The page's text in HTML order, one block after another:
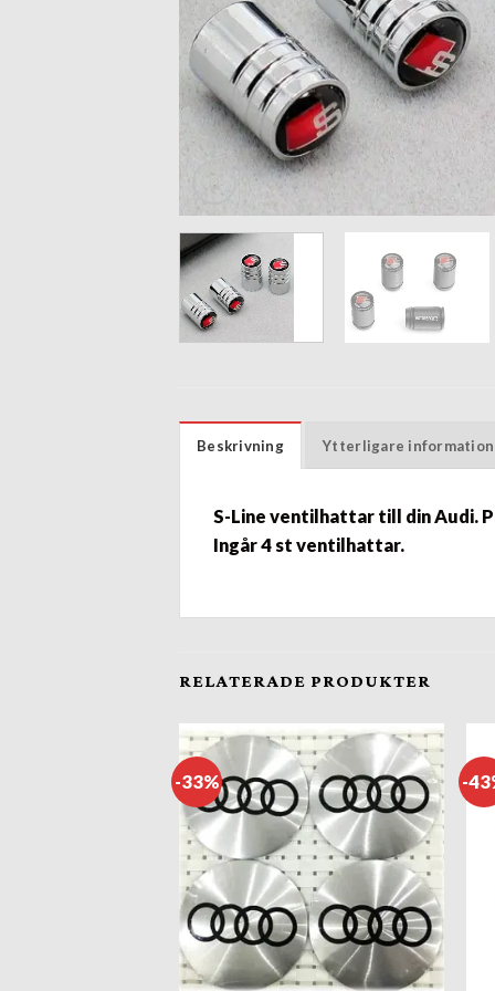
Beskrivning Ytterligare information
S-Line ventilhattar till din Audi.
Ingår 4 st ventilhattar.
RELATERADE PRODUKTER
-33% -